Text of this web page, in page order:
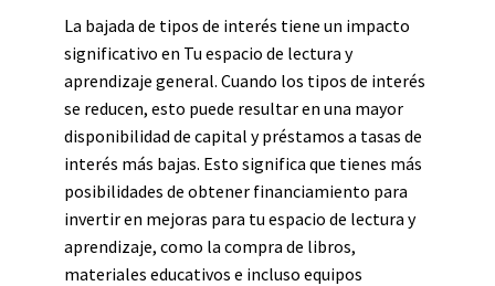
La bajada de tipos de interés tiene un impacto
significativo en Tu espacio de lectura y
aprendizaje general. Cuando los tipos de interés
se reducen, esto puede resultar en una mayor
disponibilidad de capital y préstamos a tasas de
interés más bajas. Esto significa que tienes más
posibilidades de obtener financiamiento para
invertir en mejoras para tu espacio de lectura y
aprendizaje, como la compra de libros,
materiales educativos e incluso equipos